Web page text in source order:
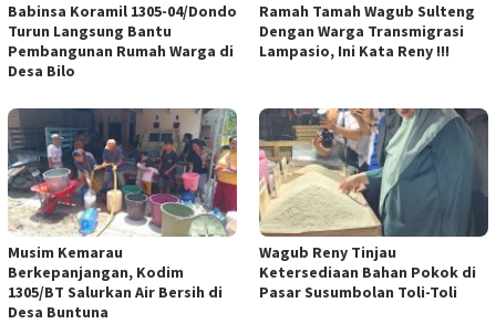
Babinsa Koramil 1305-04/Dondo
Turun Langsung Bantu
Pembangunan Rumah Warga di
Desa Bilo
Ramah Tamah Wagub Sulteng
Dengan Warga Transmigrasi
Lampasio, Ini Kata Reny !!!
Musim Kemarau
Berkepanjangan, Kodim
1305/BT Salurkan Air Bersih di
Desa Buntuna
Wagub Reny Tinjau
Ketersediaan Bahan Pokok di
Pasar Susumbolan Toli-Toli